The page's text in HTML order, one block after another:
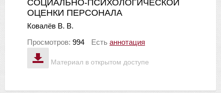
Материал в открытом доступе
СОЦИАЛЬНО-ПСИХОЛОГИЧЕСКОЙ
ОЦЕНКИ ПЕРСОНАЛА
Ковалёв В. В.
Просмотров: 994 Есть аннотация